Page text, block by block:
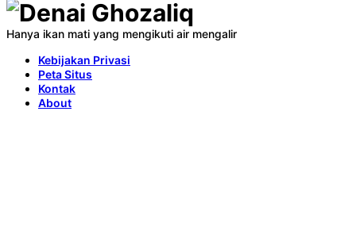
Hanya ikan mati yang mengikuti air mengalir
Kebijakan Privasi
Peta Situs
Kontak
About